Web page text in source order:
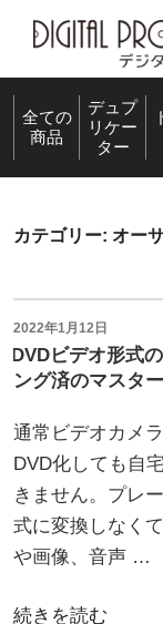
テ
キ
プ
全ての
商品
デュプ
リケー
ター
カテゴリー: オー
投
稿
日:
2022年1月12日
DVDビデオ形式
ング済のマスタ
通常ビデオカメ
DVD化しても自
きません。プレ
式に変換しなく
や画像、音声 …
“DVD
続きを読む